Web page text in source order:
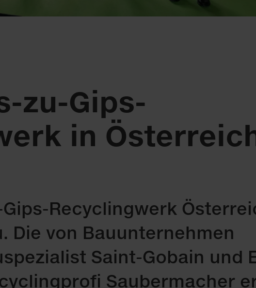
zu-Gips-
in
Re­cy­cling­werk
Die von Bau­un­ter­neh­men
Saint-Go­bain und
Sau­ber­ma­cher